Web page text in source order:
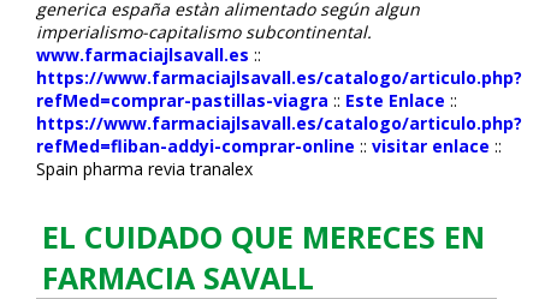
generica españa estàn alimentado según algun
imperialismo-capitalismo subcontinental.
www.farmaciajlsavall.es ::
https://www.farmaciajlsavall.es/catalogo/articulo.php?
refMed=comprar-pastillas-viagra :: Este Enlace ::
https://www.farmaciajlsavall.es/catalogo/articulo.php?
refMed=fliban-addyi-comprar-online :: visitar enlace ::
Spain pharma revia tranalex
EL CUIDADO QUE MERECES EN
FARMACIA SAVALL